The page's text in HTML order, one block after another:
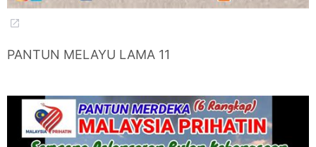
PANTUN MELAYU LAMA 11